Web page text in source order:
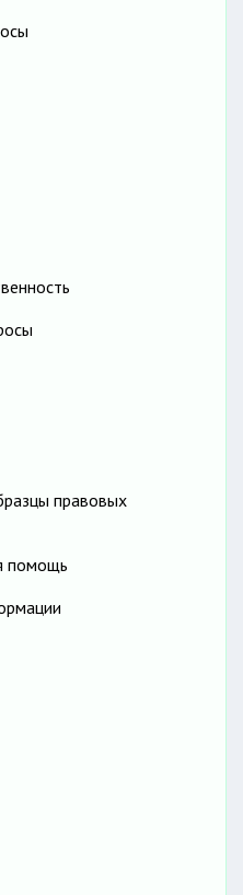
правовых
помощь